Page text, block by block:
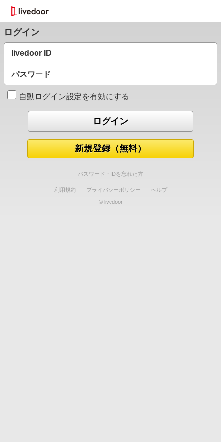
ログイン
livedoor ID
パスワード
自動ログイン設定を有効にする
新規登録（無料）
パスワード・IDを忘れた方
利用規約 ｜ プライバシーポリシー ｜
ヘルプ
© livedoor